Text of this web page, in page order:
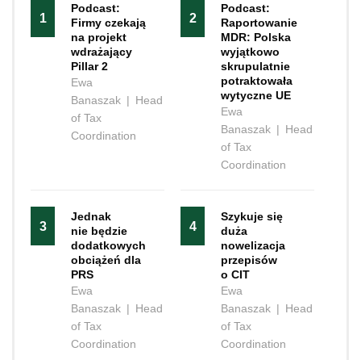
1
Podcast:
Firmy czekają
na projekt
wdrażający
Pillar 2
Ewa
Banaszak | Head
of Tax
Coordination
2
Podcast:
Raportowanie
MDR: Polska
wyjątkowo
skrupulatnie
potraktowała
wytyczne UE
Ewa
Banaszak | Head
of Tax
Coordination
3
Jednak
nie będzie
dodatkowych
obciążeń dla
PRS
Ewa
Banaszak | Head
of Tax
Coordination
4
Szykuje się
duża
nowelizacja
przepisów
o CIT
Ewa
Banaszak | Head
of Tax
Coordination